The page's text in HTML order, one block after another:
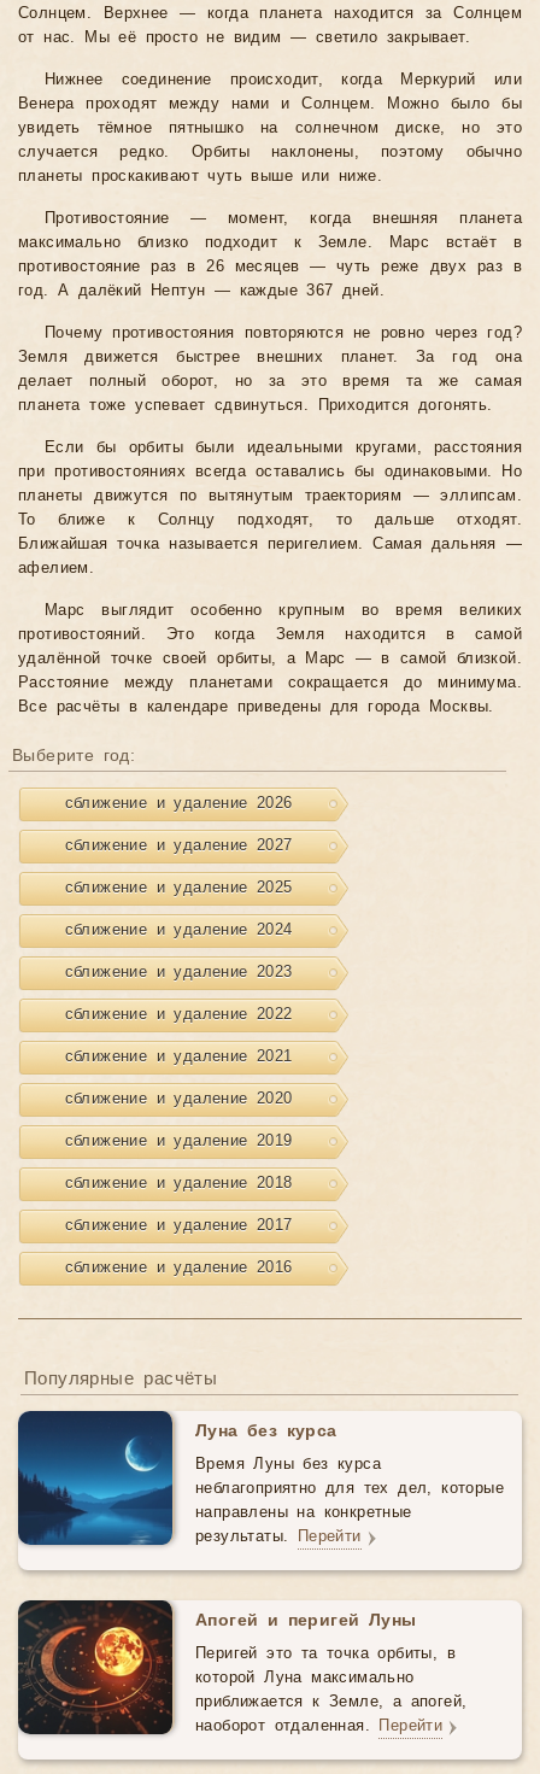
Солнцем. Верхнее — когда планета находится за Солнцем
от нас. Мы её просто не видим — светило закрывает.
Нижнее соединение происходит, когда Меркурий или
Венера проходят между нами и Солнцем. Можно было бы
увидеть тёмное пятнышко на солнечном диске, но это
случается редко. Орбиты наклонены, поэтому обычно
планеты проскакивают чуть выше или ниже.
Противостояние — момент, когда внешняя планета
максимально близко подходит к Земле. Марс встаёт в
противостояние раз в 26 месяцев — чуть реже двух раз в
год. А далёкий Нептун — каждые 367 дней.
Почему противостояния повторяются не ровно через год?
Земля движется быстрее внешних планет. За год она
делает полный оборот, но за это время та же самая
планета тоже успевает сдвинуться. Приходится догонять.
Если бы орбиты были идеальными кругами, расстояния
при противостояниях всегда оставались бы одинаковыми. Но
планеты движутся по вытянутым траекториям — эллипсам.
То ближе к Солнцу подходят, то дальше отходят.
Ближайшая точка называется перигелием. Самая дальняя —
афелием.
Марс выглядит особенно крупным во время великих
противостояний. Это когда Земля находится в самой
удалённой точке своей орбиты, а Марс — в самой близкой.
Расстояние между планетами сокращается до минимума.
Все расчёты в календаре приведены для города Москвы.
Выберите год:
сближение и удаление 2026
сближение и удаление 2027
сближение и удаление 2025
сближение и удаление 2024
сближение и удаление 2023
сближение и удаление 2022
сближение и удаление 2021
сближение и удаление 2020
сближение и удаление 2019
сближение и удаление 2018
сближение и удаление 2017
сближение и удаление 2016
Популярные расчёты
Луна без курса
Время Луны без курса
неблагоприятно для тех дел, которые
направлены на конкретные
результаты. Перейти
Апогей и перигей Луны
Перигей это та точка орбиты, в
которой Луна максимально
приближается к Земле, а апогей,
наоборот отдаленная. Перейти